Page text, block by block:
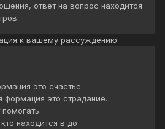
ответ на вопрос находится
к вашему рассуждению:
это счастье.
это страдание.
находится в до